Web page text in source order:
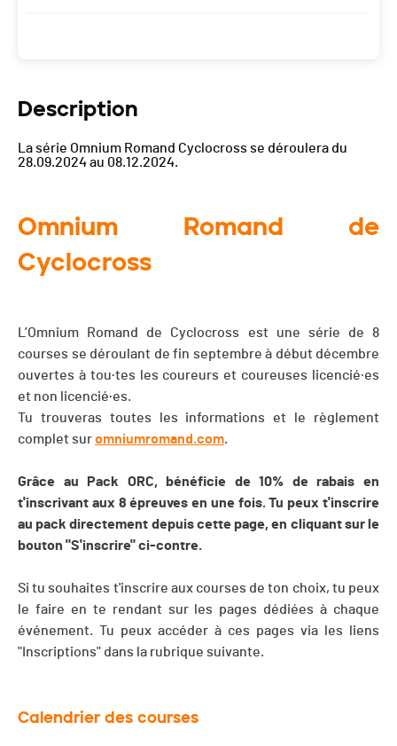
Description
La série Omnium Romand Cyclocross se déroulera du
28.09.2024 au 08.12.2024.
Omnium Romand de
Cyclocross
L’Omnium Romand de Cyclocross est une série de 8
courses se déroulant de fin septembre à début décembre
ouvertes à tou·tes les coureurs et coureuses licencié·es
et non licencié·es.
Tu trouveras toutes les informations et le règlement
complet suromniumromand.com.
Grâce au Pack ORC, bénéficie de 10% de rabais en
t'inscrivant aux 8 épreuves en une fois. Tu peux t'inscrire
au pack directement depuis cette page, en cliquant sur le
bouton "S'inscrire" ci-contre.
Si tu souhaites t'inscrire aux courses de ton choix, tu peux
le faire en te rendant sur les pages dédiées à chaque
événement. Tu peux accéder à ces pages via les liens
"Inscriptions" dans la rubrique suivante.
Calendrier des courses